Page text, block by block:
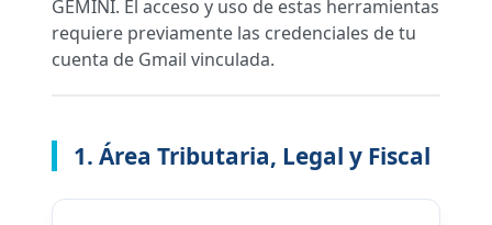
GEMINI. El acceso y uso de estas herramientas
requiere previamente las credenciales de tu
cuenta de Gmail vinculada.
1. Área Tributaria, Legal y Fiscal